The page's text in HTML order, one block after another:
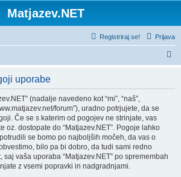
Matjazev.NET
Prijava
Registriraj se!
uporabe
(nadalje navedeno kot “mi”, “naš”,
forum”), uradno potrjujete, da se
Če se s katerim od pogojev ne strinjate, vas
oz. dostopate do “Matjazev.NET”. Pogoje lahko
se bomo po najboljših močeh, da vas o
bilo pa bi dobro, da tudi sami redno
vaša uporaba “Matjazev.NET” po spremembah
z vsemi popravki in nadgradnjami.